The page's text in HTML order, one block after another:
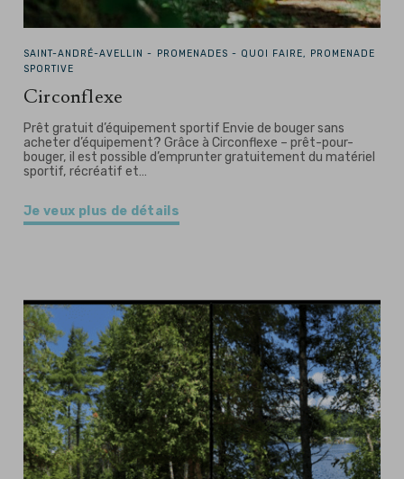
SAINT-ANDRÉ-AVELLIN - PROMENADES - QUOI FAIRE, PROMENADE
SPORTIVE
Circonflexe
Prêt gratuit d’équipement sportif Envie de bouger sans
acheter d’équipement? Grâce à Circonflexe – prêt-pour-
bouger, il est possible d’emprunter gratuitement du matériel
sportif, récréatif et…
Je veux plus de détails